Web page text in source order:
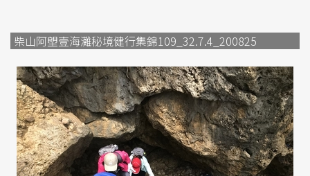
柴山阿塱壹海灘秘境健行集錦109_32.7.4_200825